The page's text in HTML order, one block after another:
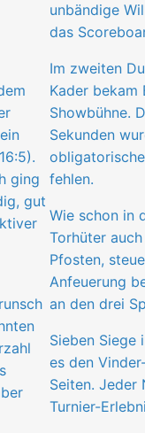
ging
gut
unbändige
das
Im zweiten
Kader bekam
Showbühne.
Sekunden
fehlen.
Wie schon in
Torhüter
Pfosten,
Anfeuerung
an den drei
Sieben Siege
es den
Seiten. Jeder
Turnier-